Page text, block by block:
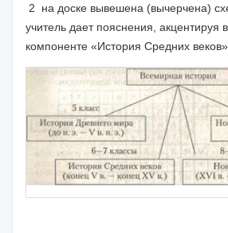
2
на доске вывешена (вычерчена)
учитель дает по­яснения, акцентируя
компоненте «История Средних ве­ков».